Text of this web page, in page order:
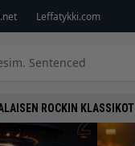
Leffatykki.com
ROCKIN KLASSIKOT